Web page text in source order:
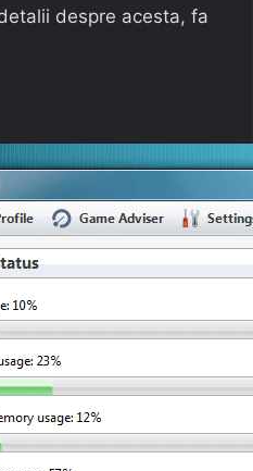
despre acesta, fa